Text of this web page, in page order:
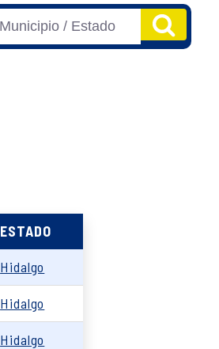
ESTADO
Hidalgo
Hidalgo
Hidalgo